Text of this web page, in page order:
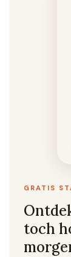
GRATIS
toch